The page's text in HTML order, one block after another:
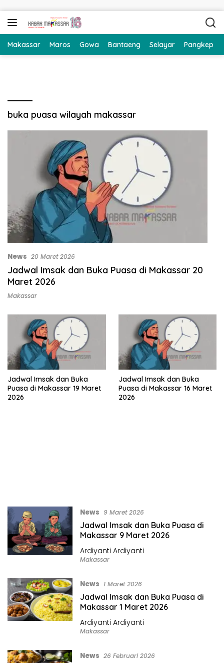
Makassar Maros Gowa Bantaeng Selayar Pangkep
buka puasa wilayah makassar
News 20 Maret 2026
Jadwal Imsak dan Buka Puasa di Makassar 20
Maret 2026
Makassar
Jadwal Imsak dan Buka
Puasa di Makassar 19 Maret
2026
Jadwal Imsak dan Buka
Puasa di Makassar 16 Maret
2026
News 9 Maret 2026
Jadwal Imsak dan Buka Puasa di
Makassar 9 Maret 2026
Ardiyanti Ardiyanti
Makassar
News 1 Maret 2026
Jadwal Imsak dan Buka Puasa di
Makassar 1 Maret 2026
Ardiyanti Ardiyanti
Makassar
News 26 Februari 2026